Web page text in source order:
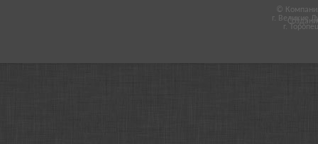
©
г. Великие
г.